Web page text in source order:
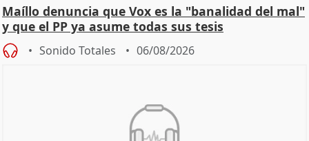
Maíllo denuncia que Vox es la "banalidad del mal"
y que el PP ya asume todas sus tesis
Sonido Totales 06/08/2026